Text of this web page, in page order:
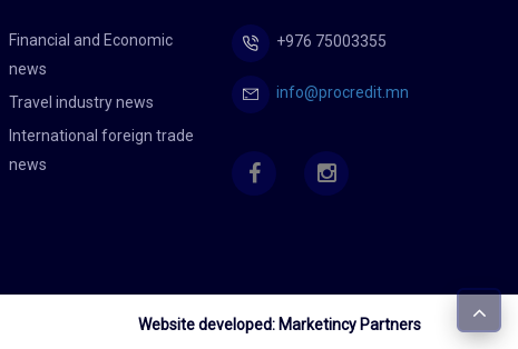
Financial and Economic
news
Travel industry news
International foreign trade
news
+976 75003355
info@procredit.mn
Website developed: Marketincy Partners